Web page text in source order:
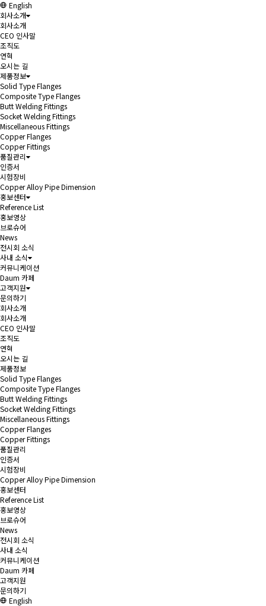
English
회사소개
회사소개
CEO 인사말
조직도
연혁
오시는 길
제품정보
Solid Type Flanges
Composite Type Flanges
Butt Welding Fittings
Socket Welding Fittings
Miscellaneous Fittings
Copper Flanges
Copper Fittings
품질관리
인증서
시험장비
Copper Alloy Pipe Dimension
홍보센터
Reference List
홍보영상
브로슈어
News
전시회 소식
사내 소식
커뮤니케이션
Daum 카페
고객지원
문의하기
회사소개
회사소개
CEO 인사말
조직도
연혁
오시는 길
제품정보
Solid Type Flanges
Composite Type Flanges
Butt Welding Fittings
Socket Welding Fittings
Miscellaneous Fittings
Copper Flanges
Copper Fittings
품질관리
인증서
시험장비
Copper Alloy Pipe Dimension
홍보센터
Reference List
홍보영상
브로슈어
News
전시회 소식
사내 소식
커뮤니케이션
Daum 카페
고객지원
문의하기
English